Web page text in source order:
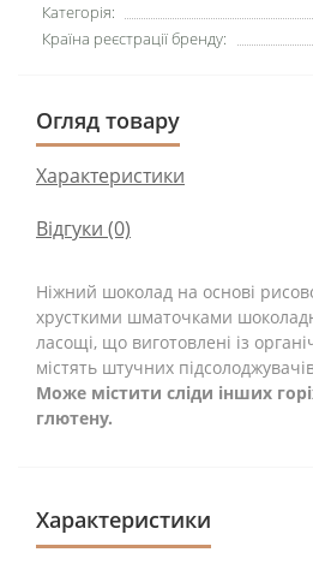
Категорія:
Країна реєстрації бренду:
Огляд товару
Характеристики
Відгуки (0)
Ніжний шоколад на основі
хрусткими шматочками
ласощі, що виготовлені із
містять штучних
Може містити сліди інших
глютену.
Характеристики